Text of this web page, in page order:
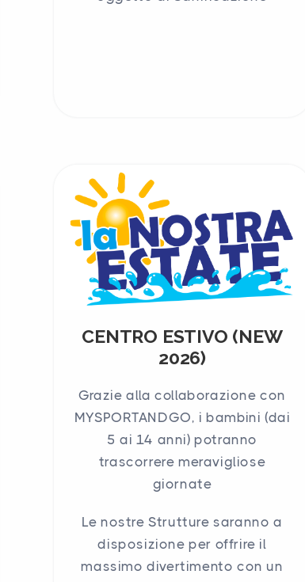
CENTRO ESTIVO (NEW
2026)
Grazie alla collaborazione con
MYSPORTANDGO, i bambini (dai
5 ai 14 anni) potranno
trascorrere meravigliose
giornate
Le nostre Strutture saranno a
disposizione per offrire il
massimo divertimento con un